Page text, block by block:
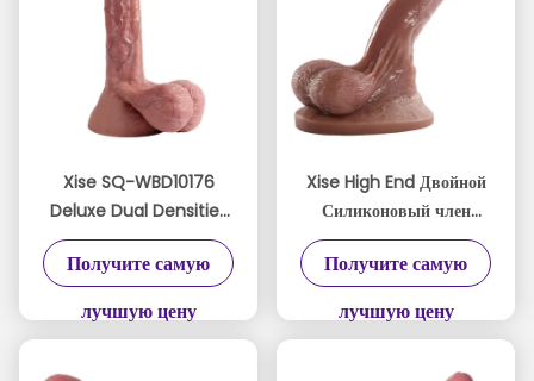
Xise SQ-WBD10176
Deluxe Dual Densities
Силиконовый пенис 24
см.
Получите самую
лучшую цену
Xise High End Двойной
Силиконовый член
22,5Cm Tan Цвет Для
Максимального
Получите самую
лучшую цену